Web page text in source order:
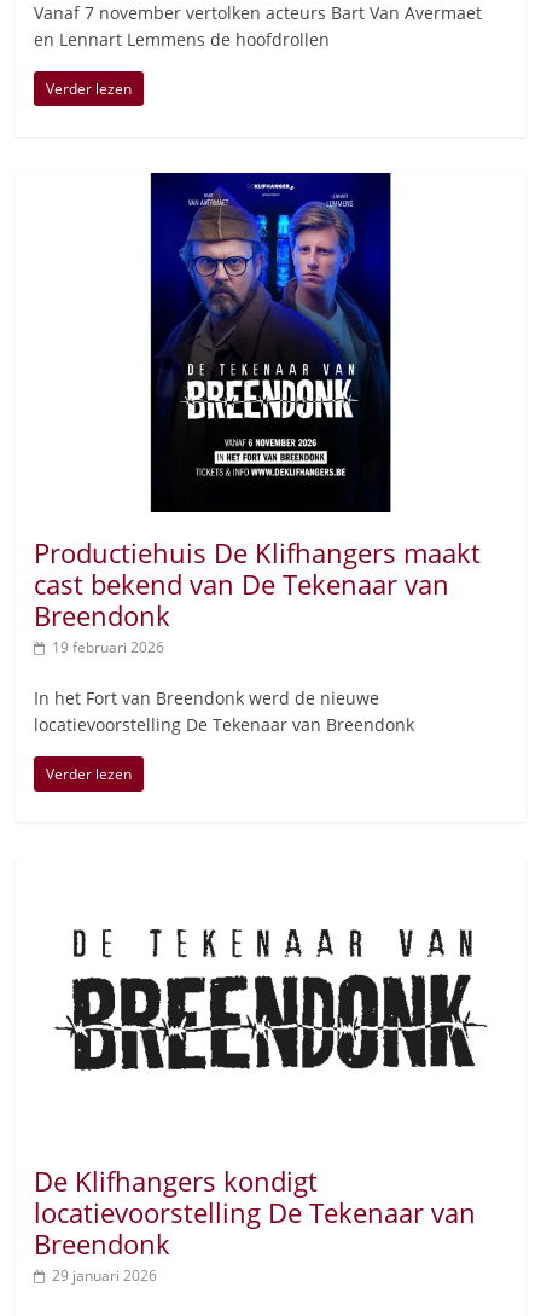
Vanaf 7 november vertolken acteurs Bart Van Avermaet
en Lennart Lemmens de hoofdrollen
Verder lezen
Productiehuis De Klifhangers maakt
cast bekend van De Tekenaar van
Breendonk
19 februari 2026
In het Fort van Breendonk werd de nieuwe
locatievoorstelling De Tekenaar van Breendonk
Verder lezen
De Klifhangers kondigt
locatievoorstelling De Tekenaar van
Breendonk
29 januari 2026